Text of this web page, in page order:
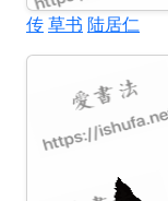
传草书 陆居仁